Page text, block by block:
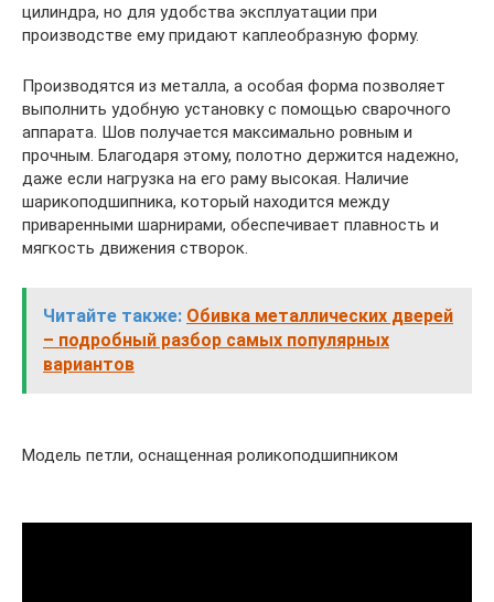
цилиндра, но для удобства эксплуатации при
производстве ему придают каплеобразную форму.
Производятся из металла, а особая форма позволяет
выполнить удобную установку с помощью сварочного
аппарата. Шов получается максимально ровным и
прочным. Благодаря этому, полотно держится надежно,
даже если нагрузка на его раму высокая. Наличие
шарикоподшипника, который находится между
приваренными шарнирами, обеспечивает плавность и
мягкость движения створок.
Читайте также: Обивка металлических дверей
– подробный разбор самых популярных
вариантов
Модель петли, оснащенная роликоподшипником